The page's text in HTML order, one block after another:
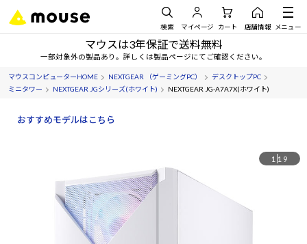
検索 マイページ カート 店舗情報 メニュー
マウスは3年保証で送料無料
一部対象外の製品あり。詳しくは製品ページにてご確認ください。
マウスコンピューターHOME NEXTGEAR （ゲーミングPC）
デスクトップPC
ミニタワー
NEXTGEAR JGシリーズ(ホワイト) NEXTGEAR JG-A7A7X(ホワイト)
おすすめモデルはこちら
1 19